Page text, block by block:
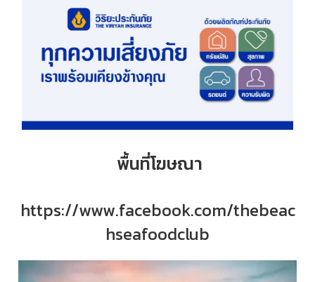
พื้นที่โฆษณา
https://www.facebook.com/thebeac
hseafoodclub